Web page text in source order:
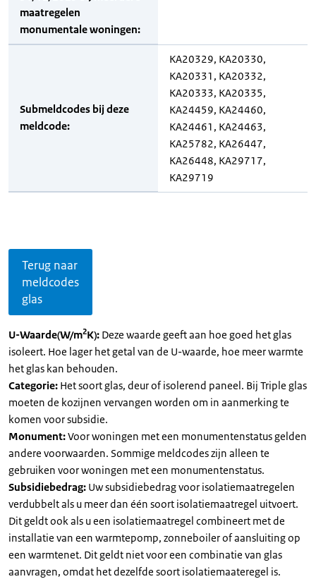
maatregelen
monumentale woningen:
Submeldcodes bij deze
meldcode:
KA20329, KA20330,
KA20331, KA20332,
KA20333, KA20335,
KA24459, KA24460,
KA24461, KA24463,
KA25782, KA26447,
KA26448, KA29717,
KA29719
Terug naar
meldcodes
glas
U-Waarde(W/m2K): Deze waarde geeft aan hoe goed het glas
isoleert. Hoe lager het getal van de U-waarde, hoe meer warmte
het glas kan behouden.
Categorie: Het soort glas, deur of isolerend paneel. Bij Triple glas
moeten de kozijnen vervangen worden om in aanmerking te
komen voor subsidie.
Monument:Voor woningen met een monumentenstatus gelden
andere voorwaarden. Sommige meldcodes zijn alleen te
gebruiken voor woningen met een monumentenstatus.
Subsidiebedrag: Uw subsidiebedrag voor isolatiemaatregelen
verdubbelt als u meer dan één soort isolatiemaatregel uitvoert.
Dit geldt ook als u een isolatiemaatregel combineert met de
installatie van een warmtepomp, zonneboiler of aansluiting op
een warmtenet. Dit geldt niet voor een combinatie van glas
aanvragen, omdat het dezelfde soort isolatiemaateregel is.